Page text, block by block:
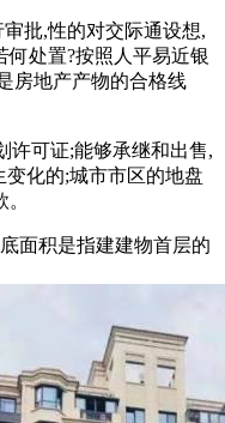
批,性的对交际通设想,
处置?按照人平易近银
房地产产物的合格线
可证;能够承继和出售,
化的;城市市区的地盘
面积是指建建物首层的